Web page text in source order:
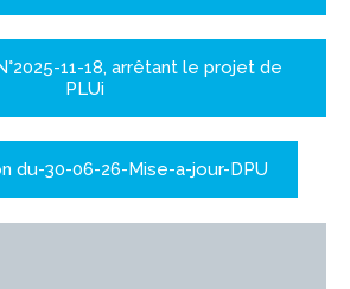
11-18, arrêtant le projet de
PLUi
du-30-06-26-Mise-a-jour-DPU